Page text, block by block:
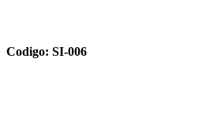
Codigo: SI-006